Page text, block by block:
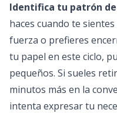
Identifica tu patrón
haces cuando te
fuerza o prefieres
tu papel en este ciclo,
pequeños. Si sueles
minutos más en la
intenta expresar tu